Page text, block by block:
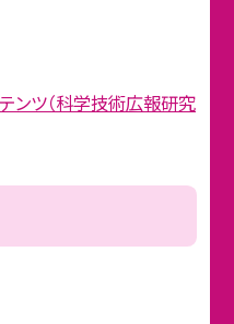
ンツ（科学技術広報研究